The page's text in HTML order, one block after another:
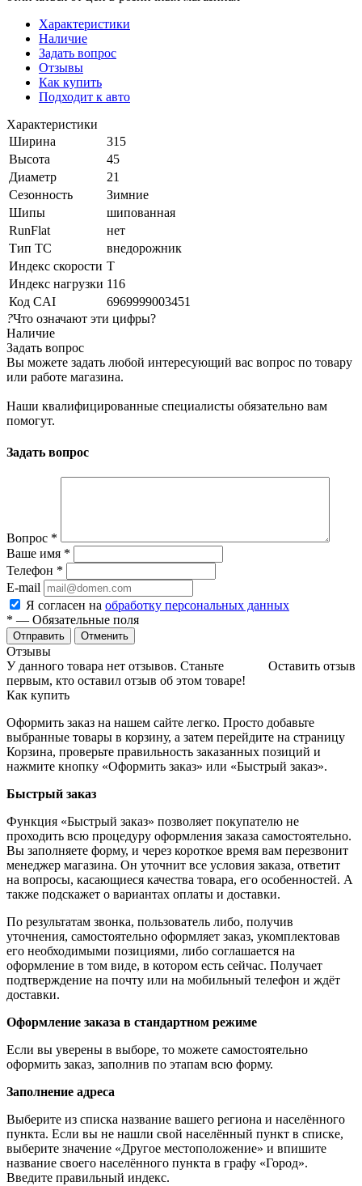
Характеристики
Наличие
Задать вопрос
Отзывы
Как купить
Подходит к авто
Характеристики
Ширина
315
Высота
45
Диаметр
21
Сезонность
Зимние
Шипы
шипованная
RunFlat
нет
Тип ТС
внедорожник
Индекс скорости T
Индекс нагрузки 116
Код CAI
6969999003451
?Что означают эти цифры?
Наличие
Задать вопрос
Вы можете задать любой интересующий вас вопрос по товару
или работе магазина.
Наши квалифицированные специалисты обязательно вам
помогут.
Задать вопрос
Вопрос *
Ваше имя *
Телефон *
E-mail
Я согласен на обработку персональных данных
* — Обязательные поля
Отменить
Отзывы
Оставить отзыв
У данного товара нет отзывов. Станьте
первым, кто оставил отзыв об этом товаре!
Как купить
Оформить заказ на нашем сайте легко. Просто добавьте
выбранные товары в корзину, а затем перейдите на страницу
Корзина, проверьте правильность заказанных позиций и
нажмите кнопку «Оформить заказ» или «Быстрый заказ».
Быстрый заказ
Функция «Быстрый заказ» позволяет покупателю не
проходить всю процедуру оформления заказа самостоятельно.
Вы заполняете форму, и через короткое время вам перезвонит
менеджер магазина. Он уточнит все условия заказа, ответит
на вопросы, касающиеся качества товара, его особенностей. А
также подскажет о вариантах оплаты и доставки.
По результатам звонка, пользователь либо, получив
уточнения, самостоятельно оформляет заказ, укомплектовав
его необходимыми позициями, либо соглашается на
оформление в том виде, в котором есть сейчас. Получает
подтверждение на почту или на мобильный телефон и ждёт
доставки.
Оформление заказа в стандартном режиме
Если вы уверены в выборе, то можете самостоятельно
оформить заказ, заполнив по этапам всю форму.
Заполнение адреса
Выберите из списка название вашего региона и населённого
пункта. Если вы не нашли свой населённый пункт в списке,
выберите значение «Другое местоположение» и впишите
название своего населённого пункта в графу «Город».
Введите правильный индекс.